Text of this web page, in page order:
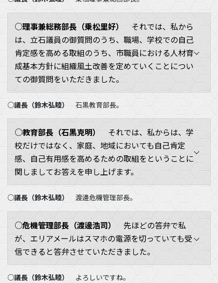
○理事兼総務部長（乗松里好）それでは、私から
は、立石議員の御質問のうち、職場、学校での自己
肯定感を高める取組のうち、市職員における人材育
成基本方針に組織風土改善を定めていくことについ
ての御質問をいただきました。
○議長（鈴木弘睦）石黒教育部長。
○教育部長（石黒克明）それでは、私からは、学
校だけではなく、家庭、地域においても自己肯定
感、自己有用感を高めるための取組をということに
関しましてお答えを申し上げます。
○議長（鈴木弘睦） 渡邊危機管理部長。
○危機管理部長（渡邊浩司）先ほどの答弁で私
が、エリアメールはスマホの電源を切っていても受
信できると答弁させていただきました。
○議長（鈴木弘睦） よろしいですね。